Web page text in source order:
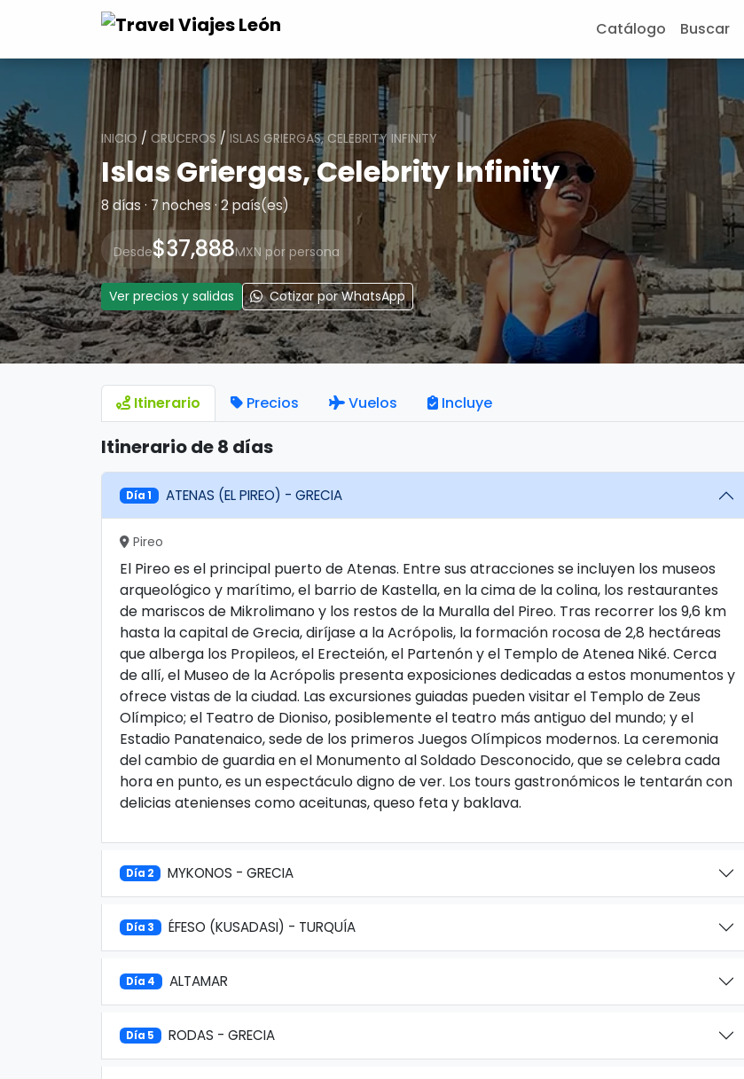
Catálogo Buscar
INICIO / CRUCEROS / ISLAS GRIERGAS, CELEBRITY INFINITY
Islas Griergas, Celebrity Infinity
8 días · 7 noches · 2 país(es)
Desde$37,888MXN por persona
Ver precios y salidas Cotizar por WhatsApp
Itinerario Precios Vuelos Incluye
Itinerario de 8 días
Día 1 ATENAS (EL PIREO) - GRECIA
Pireo
El Pireo es el principal puerto de Atenas. Entre sus atracciones se incluyen los museos
arqueológico y marítimo, el barrio de Kastella, en la cima de la colina, los restaurantes
de mariscos de Mikrolimano y los restos de la Muralla del Pireo. Tras recorrer los 9,6 km
hasta la capital de Grecia, diríjase a la Acrópolis, la formación rocosa de 2,8 hectáreas
que alberga los Propileos, el Erecteión, el Partenón y el Templo de Atenea Niké. Cerca
de allí, el Museo de la Acrópolis presenta exposiciones dedicadas a estos monumentos y
ofrece vistas de la ciudad. Las excursiones guiadas pueden visitar el Templo de Zeus
Olímpico; el Teatro de Dioniso, posiblemente el teatro más antiguo del mundo; y el
Estadio Panatenaico, sede de los primeros Juegos Olímpicos modernos. La ceremonia
del cambio de guardia en el Monumento al Soldado Desconocido, que se celebra cada
hora en punto, es un espectáculo digno de ver. Los tours gastronómicos le tentarán con
delicias atenienses como aceitunas, queso feta y baklava.
Día 2 MYKONOS - GRECIA
Día 3 ÉFESO (KUSADASI) - TURQUÍA
Día 4 ALTAMAR
Día 5 RODAS - GRECIA